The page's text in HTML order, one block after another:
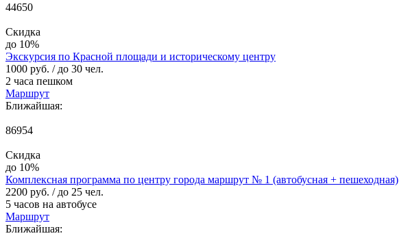
44650
Скидка
до 10%
Экскурсия по Красной площади и историческому центру
1000 руб. / до 30 чел.
2 часа пешком
Маршрут
Ближайшая:
86954
Скидка
до 10%
Комплексная программа по центру города маршрут № 1 (автобусная + пешеходная)
2200 руб. / до 25 чел.
5 часов на автобусе
Маршрут
Ближайшая: